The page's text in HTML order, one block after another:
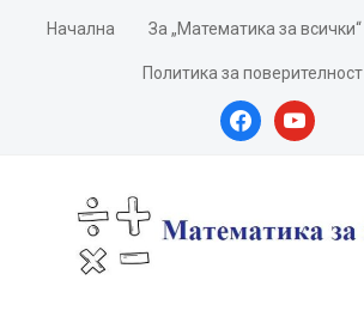
Начална За „Математика за всички“
Политика за поверителност
facebookyoutube